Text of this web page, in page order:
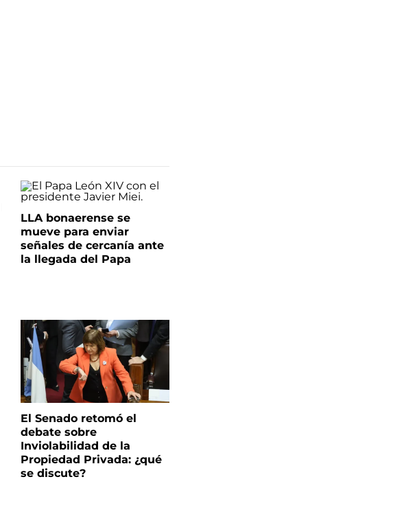
LLA bonaerense se
mueve para enviar
señales de cercanía ante
la llegada del Papa
El Senado retomó el
debate sobre
Inviolabilidad de la
Propiedad Privada: ¿qué
se discute?